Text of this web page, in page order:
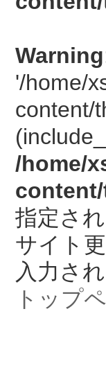
Warning
'/home/
content/
/home/
指定さ
サイト
入力さ
トップ